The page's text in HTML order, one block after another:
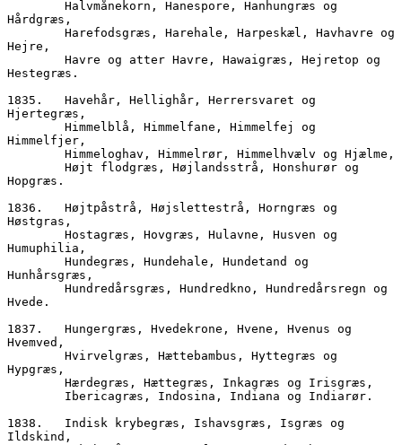
Hårdgræs,
Hejre,
Hestegræs.
1835.	Havehår, Hellighår, Herrersvaret og
Hjertegræs,
Himmelfjer,
        Himmeloghav, Himmelrør, Himmelhvælv og Hjælme,
Hopgræs.
1836.	Højtpåstrå, Højslettestrå, Horngræs og
Høstgras,
Humuphilia,
Hunhårsgræs,
Hvede.
1837.	Hungergræs, Hvedekrone, Hvene, Hvenus og
Hvemved,
Hypgræs,
        Hærdegræs, Hættegræs, Inkagræs og Irisgræs,
        Ibericagræs, Indosina, Indiana og Indiarør.
1838.	Indisk krybegræs, Ishavsgræs, Isgræs og
Ildskind,